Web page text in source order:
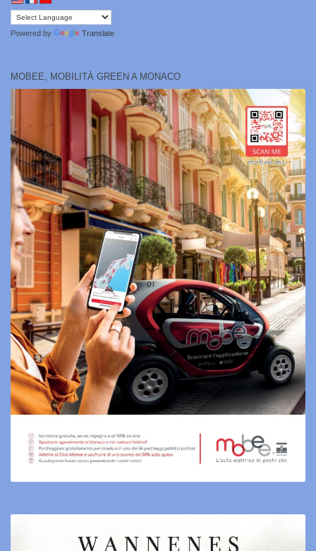
Powered by Translate
MOBEE, MOBILITÀ GREEN A MONACO